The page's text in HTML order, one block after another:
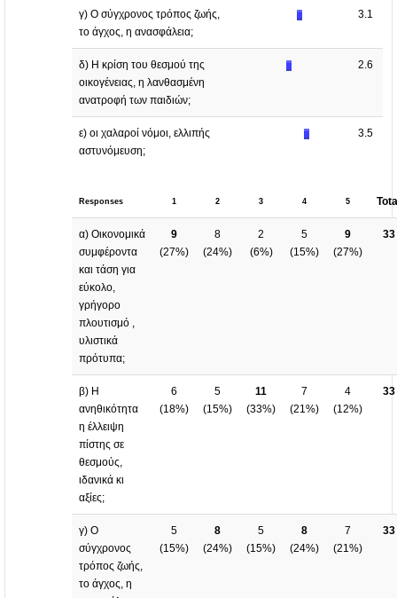
γ) Ο σύγχρονος τρόπος ζωής,
το άγχος, η ανασφάλεια;
3.1
δ) Η κρίση του θεσμού της
οικογένειας, η λανθασμένη
ανατροφή των παιδιών;
2.6
ε) οι χαλαροί νόμοι, ελλιπής
αστυνόμευση;
3.5
Responses 1 2 3 4 5
α) Οικονομικά
συμφέροντα
και τάση για
εύκολο,
γρήγορο
πλουτισμό ,
υλιστικά
πρότυπα;
9
(27%)
8
(24%)
2
(6%)
5
(15%)
9
(27%)
33
β) Η
ανηθικότητα
η έλλειψη
πίστης σε
θεσμούς,
ιδανικά κι
αξίες;
6
(18%)
5
(15%)
11
(33%)
7
(21%)
4
(12%)
33
γ) Ο
σύγχρονος
τρόπος ζωής,
το άγχος, η
5
(15%)
8
(24%)
5
(15%)
8
(24%)
7
(21%)
33